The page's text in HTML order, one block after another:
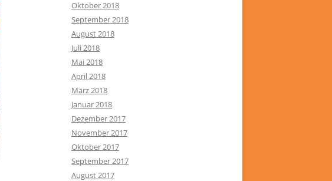
Oktober 2018
September 2018
August 2018
Juli 2018
Mai 2018
April 2018
März 2018
Januar 2018
Dezember 2017
November 2017
Oktober 2017
September 2017
August 2017